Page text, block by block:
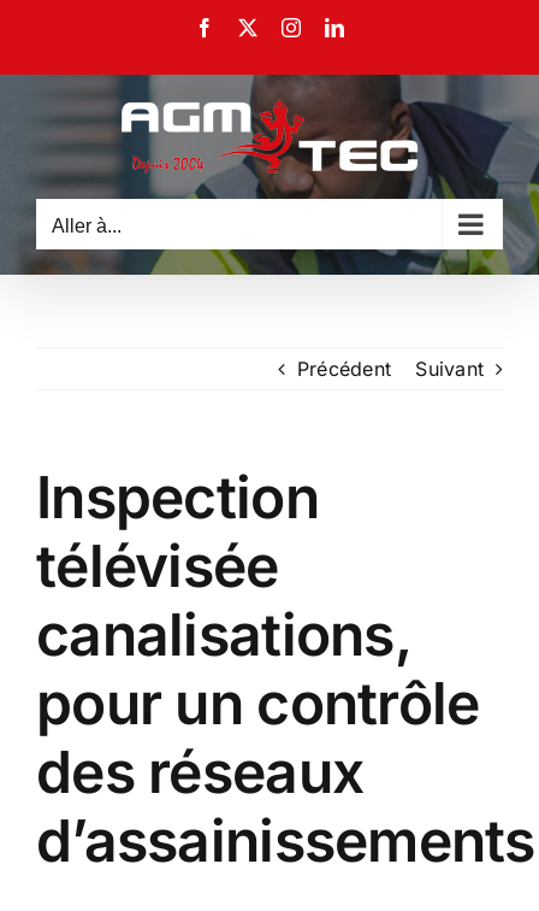
contenu
Facebook InstagramLinkedIn
Aller à...
Précédent Suivant
Inspection
télévisée
canalisations,
pour un contrôle
des réseaux
d’assainissements